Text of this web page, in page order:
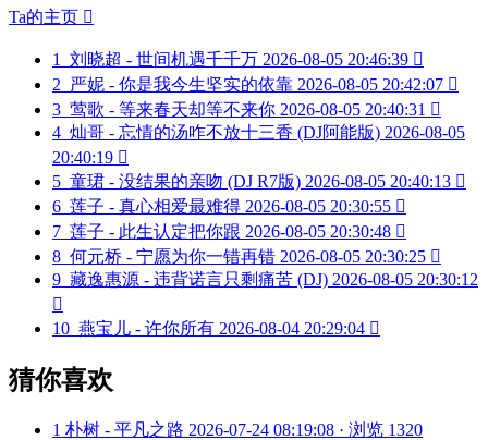
Ta的主页 
1 刘晓超 - 世间机遇千千万 2026-08-05 20:46:39 
2 严妮 - 你是我今生坚实的依靠 2026-08-05 20:42:07 
3 莺歌 - 等来春天却等不来你 2026-08-05 20:40:31 
4 灿哥 - 忘情的汤咋不放十三香 (DJ阿能版) 2026-08-05
20:40:19 
5 童珺 - 没结果的亲吻 (DJ R7版) 2026-08-05 20:40:13 
6 莲子 - 真心相爱最难得 2026-08-05 20:30:55 
7 莲子 - 此生认定把你跟 2026-08-05 20:30:48 
8 何元桥 - 宁愿为你一错再错 2026-08-05 20:30:25 
9 藏逸惠源 - 违背诺言只剩痛苦 (DJ) 2026-08-05 20:30:12

10 燕宝儿 - 许你所有 2026-08-04 20:29:04 
猜你喜欢
1 朴树 - 平凡之路 2026-07-24 08:19:08 · 浏览 1320